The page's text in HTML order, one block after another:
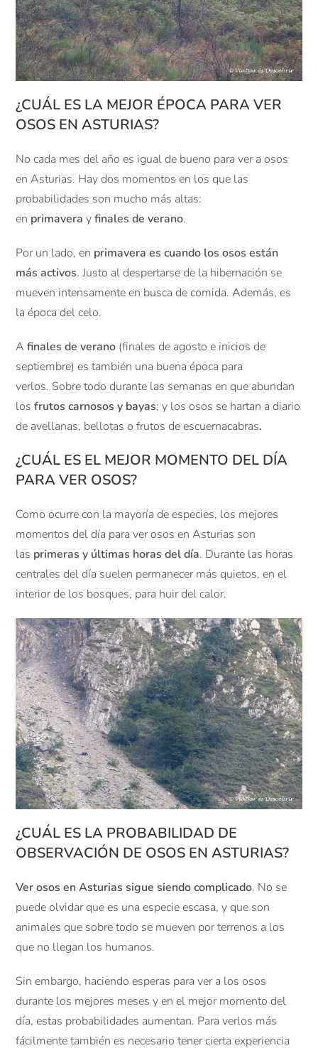
¿CUÁL ES LA MEJOR ÉPOCA PARA VER
OSOS EN ASTURIAS?
No cada mes del año es igual de bueno para ver a osos
en Asturias. Hay dos momentos en los que las
probabilidades son mucho más altas:
en primavera yfinales de verano.
Por un lado, en primavera es cuando los osos están
más activos. Justo al despertarse de la hibernación se
mueven intensamente en busca de comida. Además, es
la época del celo.
Afinales de verano (finales de agosto e inicios de
septiembre) es también una buena época para
verlos. Sobre todo durante las semanas en que abundan
losfrutos carnosos y bayas; y los osos se hartan a diario
de avellanas, bellotas o frutos de escuernacabras.
¿CUÁL ES EL MEJOR MOMENTO DEL DÍA
PARA VER OSOS?
Como ocurre con la mayoría de especies, los mejores
momentos del día para ver osos en Asturias son
las primeras y últimas horas del día. Durante las horas
centrales del día suelen permanecer más quietos, en el
interior de los bosques, para huir del calor.
¿CUÁL ES LA PROBABILIDAD DE
OBSERVACIÓN DE OSOS EN ASTURIAS?
Ver osos en Asturias sigue siendo complicado. No se
puede olvidar que es una especie escasa, y que son
animales que sobre todo se mueven por terrenos a los
que no llegan los humanos.
Sin embargo, haciendo esperas para ver a los osos
durante los mejores meses y en el mejor momento del
día, estas probabilidades aumentan. Para verlos más
fácilmente también es necesario tener cierta experiencia